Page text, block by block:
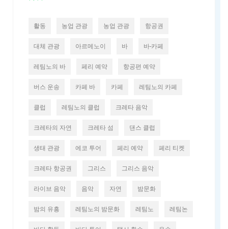
활동 농업 관광 농업 관광 항공권
대체 관광 아르메노이 바 바-카페
레팀노의 바 페리 예약 항공편 예약
버스 운송 카페 바 카페 레팀노의 카페
클럽 레팀노의 클럽 크레타 음악
크레타의 자연 크레타 섬 댄스 클럽
생태 관광 에코 투어 페리 예약 페리 티켓
크레타 항공권 그리스 그리스 음악
라이브 음악 음악 자연 밤문화
밤의 유흥 레팀노의 밤문화 레팀노 레팀논